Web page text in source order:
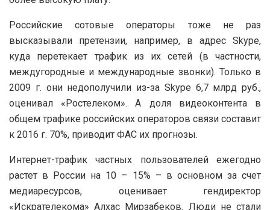
Российские сотовые операторы тоже не раз
высказывали претензии, например, в адрес Skype,
куда перетекает трафик из их сетей (в частности,
междугородные и международные звонки). Только в
2009 г. они недополучили из-за Skype 6,7 млрд руб.,
оценивал «Ростелеком». А доля видеоконтента в
общем трафике российских операторов связи составит
к 2016 г. 70%, приводит ФАС их прогнозы.
Интернет-трафик частных пользователей ежегодно
растет в России на 10 – 15% – в основном за счет
медиаресурсов, оценивает гендиректор
«Искрателекома» Алхас Мирзабеков. Люди не стали